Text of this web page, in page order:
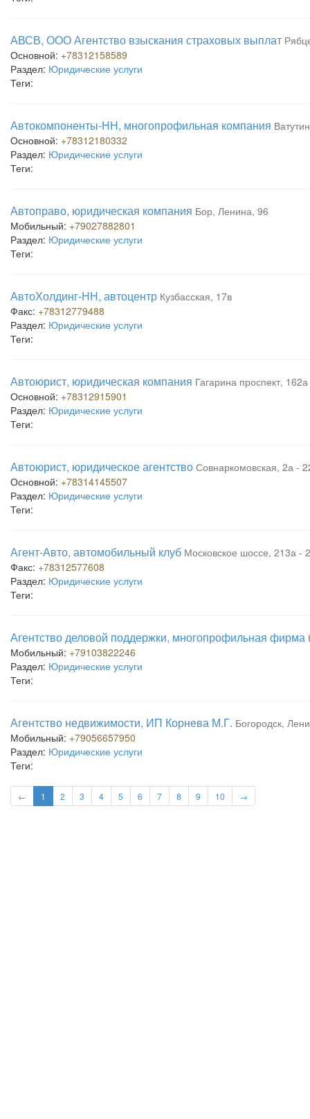
АВСВ, ООО Агентство взыскания страховых выплат
Основной: +78312158589
Раздел: Юридические услуги
Теги:
Автокомпоненты-НН, многопрофильная компания
Основной: +78312180332
Раздел: Юридические услуги
Теги:
Автоправо, юридическая компания Бор, Ленина, 96
Мобильный: +79027882801
Раздел: Юридические услуги
Теги:
АвтоХолдинг-НН, автоцентр Кузбасская, 17в
Факс: +78312779488
Раздел: Юридические услуги
Теги:
Автоюрист, юридическая компания Гагарина проспект,
Основной: +78312915901
Раздел: Юридические услуги
Теги:
Автоюрист, юридическое агентство Совнаркомовская, 2а -
Основной: +78314145507
Раздел: Юридические услуги
Теги:
Агент-Авто, автомобильный клуб Московское шоссе, 213а -
Факс: +78312577608
Раздел: Юридические услуги
Теги:
Агентство деловой поддержки, многопрофильная фирма
Мобильный: +79103822246
Раздел: Юридические услуги
Теги:
Агентство недвижимости, ИП Корнева М.Г. Богородск,
Мобильный: +79056657950
Раздел: Юридические услуги
Теги:
← 1 2 3 4 5 6 7 8 9 10 →